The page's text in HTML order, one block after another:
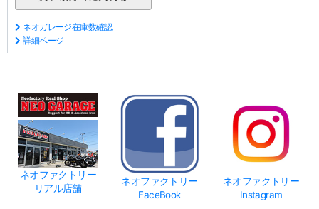
ネオガレージ在庫数確認
詳細ページ
ネオファクトリー
リアル店舗
ネオファクトリー
FaceBook
ネオファクトリー
Instagram